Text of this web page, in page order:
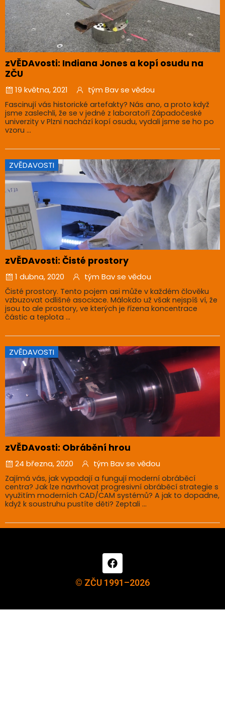
zVĚDAvosti: Indiana Jones a kopí osudu na
ZČU
19 května, 2021 tým Bav se vědou
Fascinují vás historické artefakty? Nás ano, a proto když
jsme zaslechli, že se v jedné z laboratoří Západočeské
univerzity v Plzni nachází kopí osudu, vydali jsme se ho po
vzoru ...
ZVĚDAVOSTI
zVĚDAvosti: Čisté prostory
1 dubna, 2020 tým Bav se vědou
Čisté prostory. Tento pojem asi může v každém člověku
vzbuzovat odlišné asociace. Málokdo už však nejspíš ví, že
jsou to ale prostory, ve kterých je řízena koncentrace
částic a teplota ...
ZVĚDAVOSTI
zVĚDAvosti: Obrábění hrou
24 března, 2020 tým Bav se vědou
Zajímá vás, jak vypadají a fungují moderní obráběcí
centra? Jak lze navrhovat progresivní obráběcí strategie s
využitím moderních CAD/CAM systémů? A jak to dopadne,
když k soustruhu pustíte děti? Zeptali ...
© ZČU 1991–2026